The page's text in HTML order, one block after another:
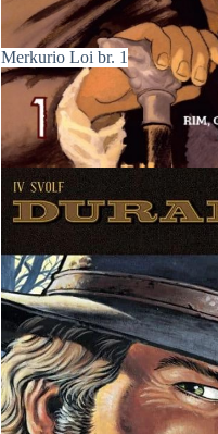
Merkurio Loi br. 1